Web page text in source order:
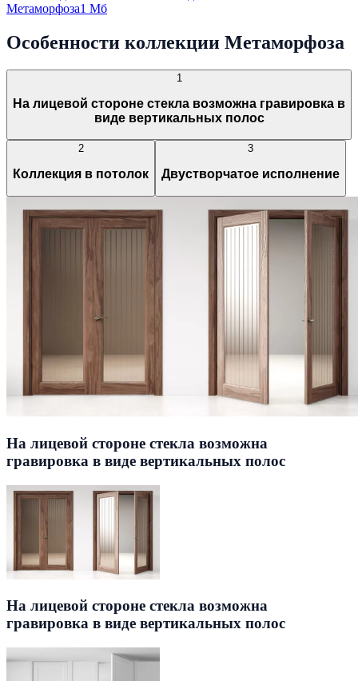
Метаморфоза1 Мб
Особенности коллекции Метаморфоза
1
На лицевой стороне стекла возможна гравировка в
виде вертикальных полос
2
Коллекция в потолок
3
Двустворчатое исполнение
На лицевой стороне стекла возможна
гравировка в виде вертикальных полос
На лицевой стороне стекла возможна
гравировка в виде вертикальных полос